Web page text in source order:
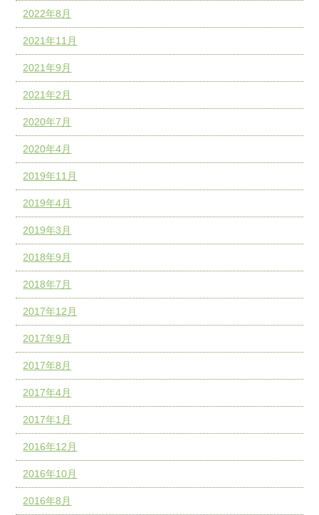
2022年8月
2021年11月
2021年9月
2021年2月
2020年7月
2020年4月
2019年11月
2019年4月
2019年3月
2018年9月
2018年7月
2017年12月
2017年9月
2017年8月
2017年4月
2017年1月
2016年12月
2016年10月
2016年8月